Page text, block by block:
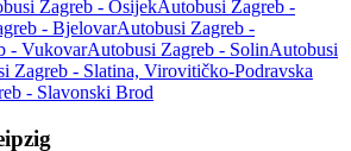
Zagreb - OsijekAutobusi Zagreb -
- BjelovarAutobusi Zagreb -
- VukovarAutobusi Zagreb - SolinAutobusi
Zagreb - Slatina, Virovitičko-Podravska
- Slavonski Brod